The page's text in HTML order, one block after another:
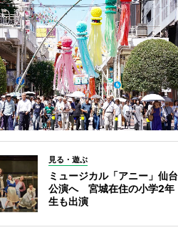
見る・遊ぶ
ミュージカル「アニー」仙台
公演へ 宮城在住の小学2年
生も出演